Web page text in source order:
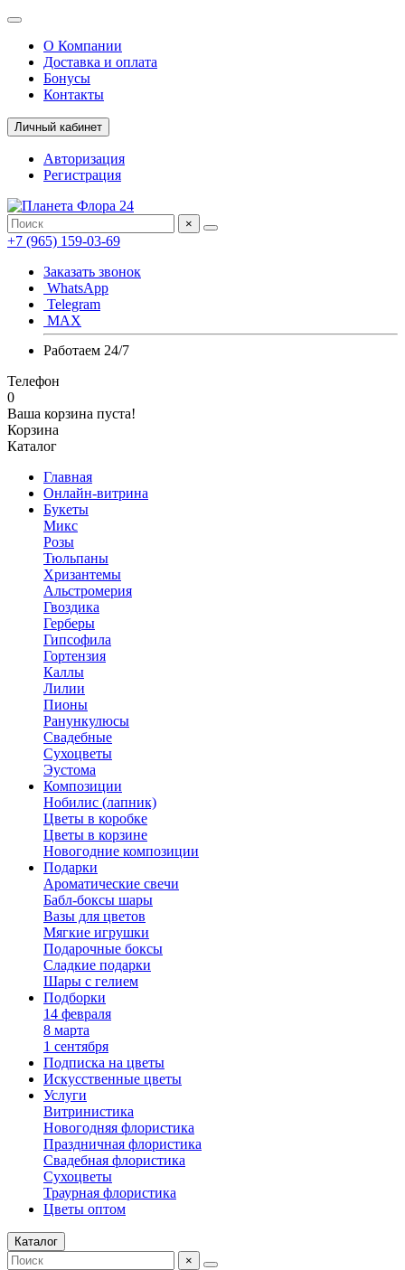
О Компании
Доставка и оплата
Бонусы
Контакты
Личный кабинет
Авторизация
Регистрация
×
+7 (965) 159-03-69
Заказать звонок
WhatsApp
Telegram
MAX
Работаем 24/7
Телефон
0
Ваша корзина пуста!
Корзина
Каталог
Главная
Онлайн-витрина
Букеты
Микс
Розы
Тюльпаны
Хризантемы
Альстромерия
Гвоздика
Герберы
Гипсофила
Гортензия
Каллы
Лилии
Пионы
Ранункулюсы
Свадебные
Сухоцветы
Эустома
Композиции
Нобилис (лапник)
Цветы в коробке
Цветы в корзине
Новогодние композиции
Подарки
Ароматические свечи
Бабл-боксы шары
Вазы для цветов
Мягкие игрушки
Подарочные боксы
Сладкие подарки
Шары с гелием
Подборки
14 февраля
8 марта
1 сентября
Подписка на цветы
Искусственные цветы
Услуги
Витринистика
Новогодняя флористика
Праздничная флористика
Свадебная флористика
Сухоцветы
Траурная флористика
Цветы оптом
Каталог
×